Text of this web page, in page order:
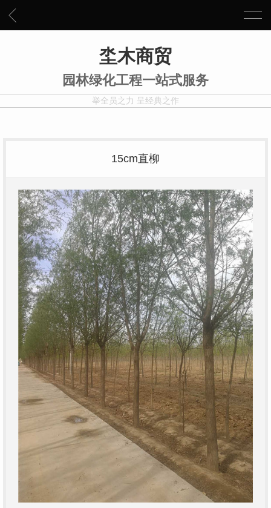
坔木商贸
园林绿化工程一站式服务
举全员之力 呈经典之作
15cm直柳